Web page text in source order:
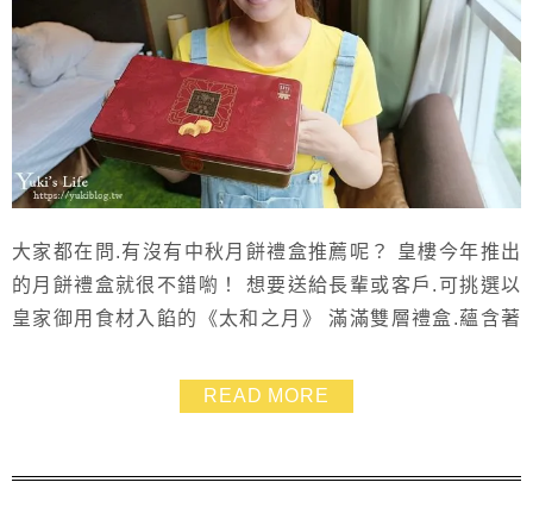
大家都在問.有沒有中秋月餅禮盒推薦呢？ 皇樓今年推出
的月餅禮盒就很不錯喲！ 想要送給長輩或客戶.可挑選以
皇家御用食材入餡的《太和之月》 滿滿雙層禮盒.蘊含著
卻又保持傳統月餅的獨特性 不論是用料、做餅的手藝、
甚至是口味上都讓人倍感尊榮禮遇 吃得到鮑魚、烏骨雞
受到送禮者的心意 另外還要推薦大家一款...
READ MORE